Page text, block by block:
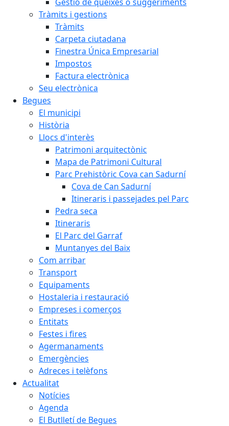
Tràmits i gestions
Tràmits
Carpeta ciutadana
Finestra Única Empresarial
Impostos
Factura electrònica
Seu electrònica
Begues
El municipi
Història
Llocs d'interès
Patrimoni arquitectònic
Mapa de Patrimoni Cultural
Parc Prehistòric Cova can Sadurní
Cova de Can Sadurní
Itineraris i passejades pel Parc
Pedra seca
Itineraris
El Parc del Garraf
Muntanyes del Baix
Com arribar
Transport
Equipaments
Hostaleria i restauració
Empreses i comerços
Entitats
Festes i fires
Agermanaments
Emergències
Adreces i telèfons
Actualitat
Notícies
Agenda
El Butlletí de Begues